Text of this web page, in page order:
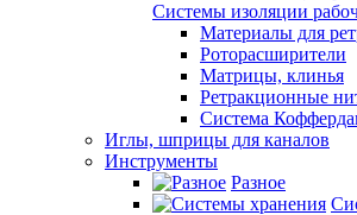
Системы изоляции
Материалы для
Роторасширители
Матрицы, клинья
Ретракционные
Система
Иглы, шприцы для каналов
Инструменты
Разное